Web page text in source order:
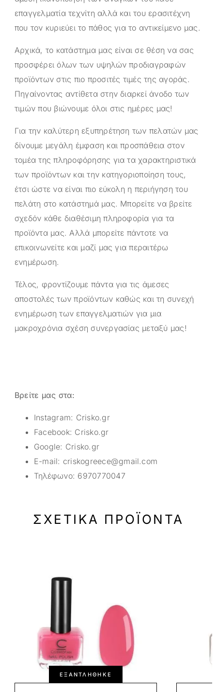
επαγγελματία τεχνίτη αλλά και του ερασιτέχνη
που τον κυριεύει το πάθος για το αντικείμενο μας.
Αρχικά, το κατάστημα μας είναι σε θέση να σας
προσφέρει όλων των υψηλών προδιαγραφών
προϊόντων στις πιο προσιτές τιμές της αγοράς.
Πηγαίνοντας αντίθετα στην διαρκεί άνοδο των
τιμών που βιώνουμε όλοι στις ημέρες μας!
Για την καλύτερη εξυπηρέτηση των πελατών μας
δίνουμε μεγάλη έμφαση και προσπάθεια στον
τομέα της πληροφόρησης για τα χαρακτηριστικά
των προϊόντων και την κατηγοριοποίηση τους,
έτσι ώστε να είναι πιο εύκολη η περιήγηση του
πελάτη στο κατάστημά μας. Μπορείτε να βρείτε
σχεδόν κάθε διαθέσιμη πληροφορία για τα
προϊόντα μας. Αλλά μπορείτε πάντοτε να
επικοινωνείτε και μαζί μας για περαιτέρω
ενημέρωση.
Τέλος, φροντίζουμε πάντα για τις άμεσες
αποστολές των προϊόντων καθώς και τη συνεχή
ενημέρωση των επαγγελματιών για μια
μακροχρόνια σχέση συνεργασίας μεταξύ μας!
Βρείτε μας στα:
Instagram: Crisko.gr
Facebook: Crisko.gr
Google: Crisko.gr
E-mail: criskogreece@gmail.com
Τηλέφωνο: 6970770047
ΣΧΕΤΙΚΆ ΠΡΟΪΌΝΤΑ
ΕΞΑΝΤΛΉΘΗΚΕ